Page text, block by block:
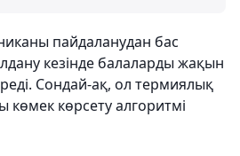
пайдаланудан бас
кезінде балаларды жақын
Сондай-ақ, ол термиялық
көмек көрсету алгоритмі